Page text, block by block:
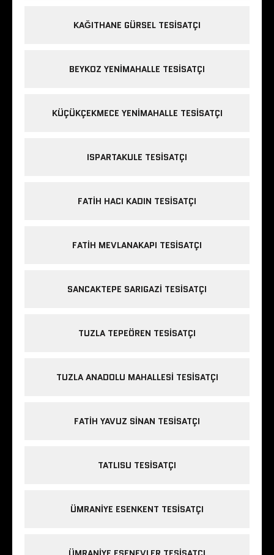
KAĞITHANE GÜRSEL TESISATÇI
BEYKOZ YENIMAHALLE TESISATÇI
KÜÇÜKÇEKMECE YENIMAHALLE TESISATÇI
ISPARTAKULE TESISATÇI
FATIH HACI KADIN TESISATÇI
FATIH MEVLANAKAPI TESISATÇI
SANCAKTEPE SARIGAZI TESISATÇI
TUZLA TEPEÖREN TESISATÇI
TUZLA ANADOLU MAHALLESI TESISATÇI
FATIH YAVUZ SINAN TESISATÇI
TATLISU TESISATÇI
ÜMRANIYE ESENKENT TESISATÇI